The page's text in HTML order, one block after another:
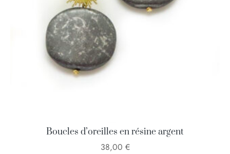
Boucles d’oreilles en résine argent
38,00 €